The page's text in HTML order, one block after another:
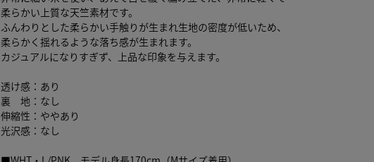
柔らかい上質な天竺素材です。
ふんわりとした柔らかい手触りが生まれ生地の密度が低いため、
柔らかく揺れるような落ち感が生まれます。
カジュアルになりすぎず、上品な印象を与えます。
透け感：あり
裏 地：なし
伸縮性：ややあり
光沢感：なし